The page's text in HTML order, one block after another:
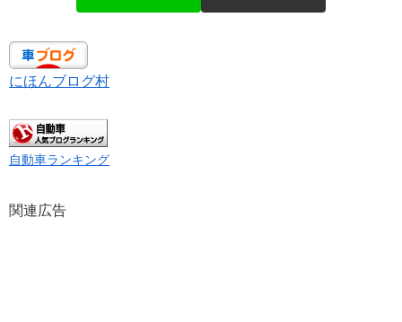
にほんブログ村
自動車ランキング
関連広告